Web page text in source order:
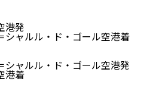
港発
シャルル・ド・ゴール空港着
シャルル・ド・ゴール空港発
港着